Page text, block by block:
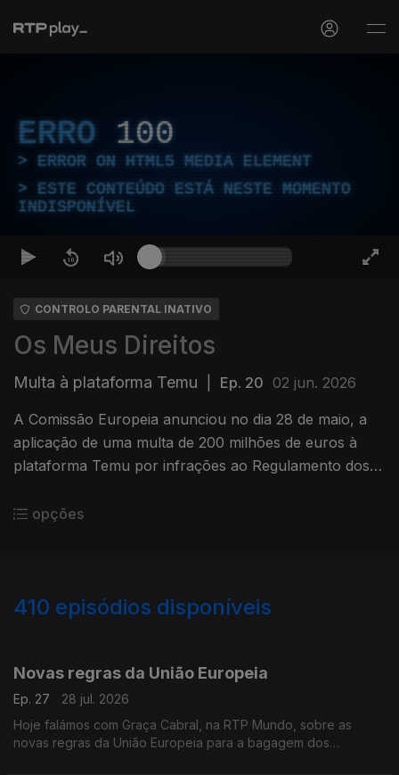
ERRO 100
ERROR ON HTML5 MEDIA ELEMENT
ESTE CONTEÚDO ESTÁ NESTE MOMENTO
INDISPONÍVEL
CONTROLO PARENTAL INATIVO
Os Meus Direitos
Multa à plataforma Temu Ep. 20 02 jun. 2026
A Comissão Europeia anunciou no dia 28 de maio, a
aplicação de uma multa de 200 milhões de euros à
plataforma Temu por infrações ao Regulamento dos
nomeadamente, na identificação e avaliação dos riscos
opções
410 episódios disponíveis
Novas regras da União Europeia
Ep. 27
28 jul. 2026
Hoje falámos com Graça Cabral, na RTP Mundo, sobre as
novas regras da União Europeia para a bagagem dos